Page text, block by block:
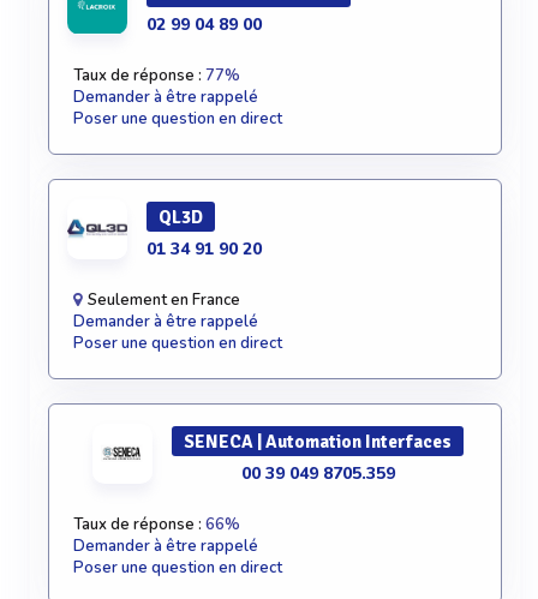
02 99 04 89 00
Taux de réponse : 77%
Demander à être rappelé
Poser une question en direct
QL3D
01 34 91 90 20
Seulement en France
Demander à être rappelé
Poser une question en direct
SENECA | Automation Interfaces
00 39 049 8705.359
Taux de réponse : 66%
Demander à être rappelé
Poser une question en direct